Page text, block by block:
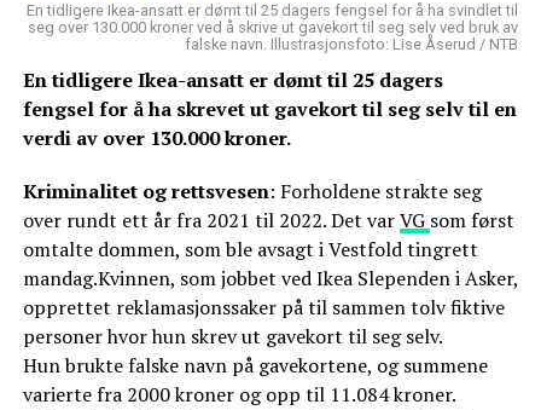
En tidligere Ikea-ansatt er dømt til 25 dagers fengsel for å ha svindlet til
seg over 130.000 kroner ved å skrive ut gavekort til seg selv ved bruk av
falske navn. Illustrasjonsfoto: Lise Åserud / NTB
En tidligere Ikea-ansatt er dømt til 25 dagers
fengsel for å ha skrevet ut gavekort til seg selv til en
verdi av over 130.000 kroner.
Kriminalitet og rettsvesen: Forholdene strakte seg
over rundt ett år fra 2021 til 2022. Det varVG som først
omtalte dommen, som ble avsagt i Vestfold tingrett
mandag.Kvinnen, som jobbet ved Ikea Slependen i Asker,
opprettet reklamasjonssaker på til sammen tolv fiktive
personer hvor hun skrev ut gavekort til seg selv.
Hun brukte falske navn på gavekortene, og summene
varierte fra 2000 kroner og opp til 11.084 kroner.